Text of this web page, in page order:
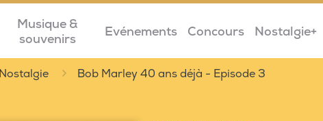
Musique &
souvenirs
Evénements Concours Nostalgie+
Bob Marley 40 ans déjà - Episode 3